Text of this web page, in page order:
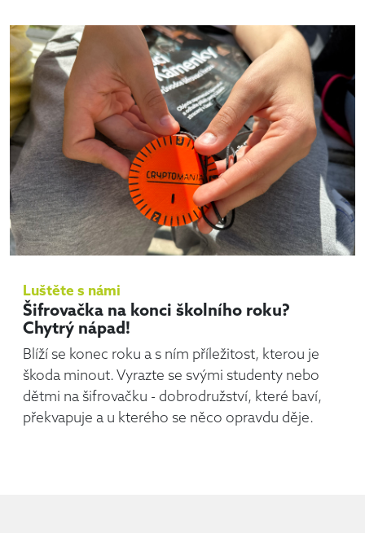
Luštěte s námi
Šifrovačka na konci školního roku?
Chytrý nápad!
Blíží se konec roku a s ním příležitost, kterou je
škoda minout. Vyrazte se svými studenty nebo
dětmi na šifrovačku - dobrodružství, které baví,
překvapuje a u kterého se něco opravdu děje.